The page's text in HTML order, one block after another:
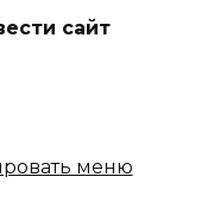
сайт